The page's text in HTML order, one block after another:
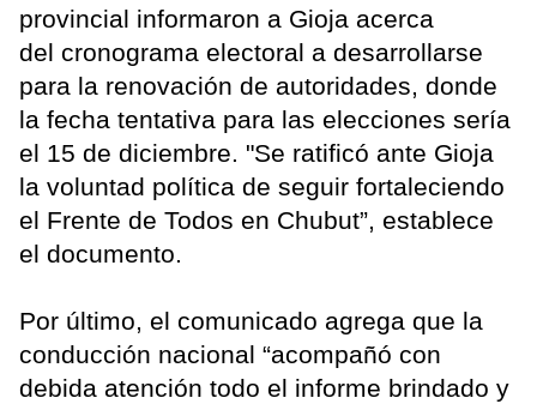
provincial informaron a Gioja acerca
del cronograma electoral a desarrollarse
para la renovación de autoridades, donde
la fecha tentativa para las elecciones sería
el 15 de diciembre. "Se ratificó ante Gioja
la voluntad política de seguir fortaleciendo
el Frente de Todos en Chubut”, establece
el documento.
Por último, el comunicado agrega que la
conducción nacional “acompañó con
debida atención todo el informe brindado y